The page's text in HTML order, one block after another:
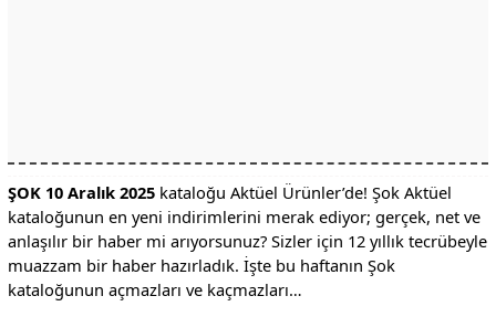
ŞOK 10 Aralık 2025kataloğu Aktüel Ürünler’de! Şok Aktüel
kataloğunun en yeni indirimlerini merak ediyor; gerçek, net ve
anlaşılır bir haber mi arıyorsunuz? Sizler için 12 yıllık tecrübeyle
muazzam bir haber hazırladık. İşte bu haftanın Şok
kataloğunun açmazları ve kaçmazları…